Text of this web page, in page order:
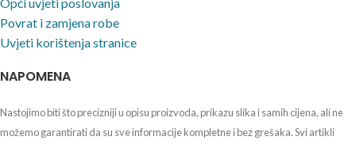
Povrat i zamjena robe
Uvjeti korištenja stranice
NAPOMENA
Nastojimo biti što precizniji u opisu proizvoda, prikazu slika i samih cijena, ali ne
možemo garantirati da su sve informacije kompletne i bez grešaka. Svi artikli